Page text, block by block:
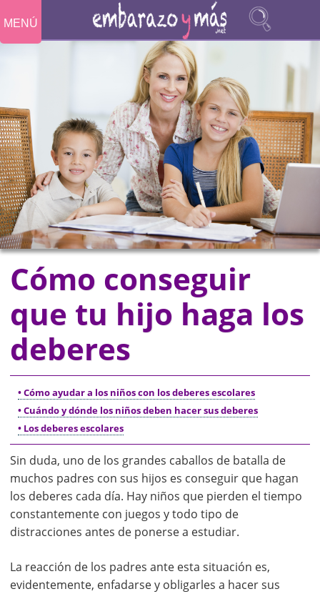
MENÚ
Cómo conseguir
que tu hijo haga los
deberes
• Cómo ayudar a los niños con los deberes escolares
• Cuándo y dónde los niños deben hacer sus deberes
• Los deberes escolares
Sin duda, uno de los grandes caballos de batalla de
muchos padres con sus hijos es conseguir que hagan
los deberes cada día. Hay niños que pierden el tiempo
constantemente con juegos y todo tipo de
distracciones antes de ponerse a estudiar.
La reacción de los padres ante esta situación es,
evidentemente, enfadarse y obligarles a hacer sus